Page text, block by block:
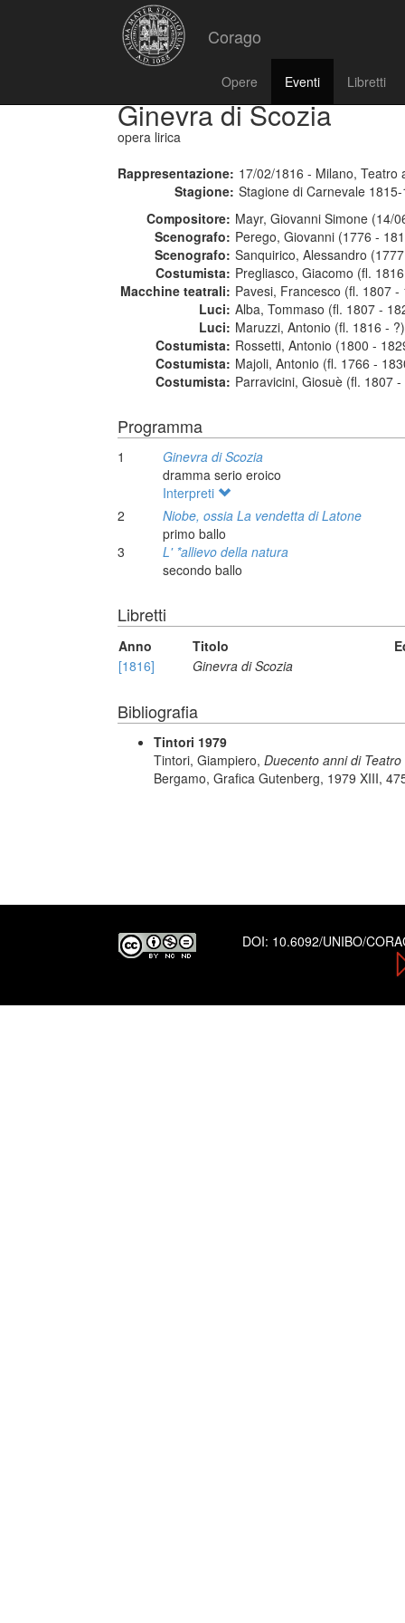
Corago
Opere Eventi Libretti
Ginevra di Scozia
opera lirica
Rappresentazione: 17/02/1816 - Milano, Teatro
Stagione: Stagione di Carnevale
Compositore: Mayr, Giovanni Simone (14/
Scenografo: Perego, Giovanni (1776 -
Scenografo: Sanquirico, Alessandro
Costumista: Pregliasco, Giacomo (fl.
Macchine teatrali: Pavesi, Francesco (fl. 1807 -
Luci: Alba, Tommaso (fl. 1807 -
Luci: Maruzzi, Antonio (fl. 1816 - ?)
Costumista: Rossetti, Antonio (1800 -
Costumista: Majoli, Antonio (fl. 1766 -
Costumista: Parravicini, Giosuè (fl. 1807
Programma
1
Ginevra di Scozia
dramma serio eroico
Interpreti
2
Niobe, ossia La vendetta di Latone
primo ballo
3
L' *allievo della natura
secondo ballo
Libretti
Anno Titolo
[1816]
Ginevra di Scozia
Bibliografia
Tintori 1979
Tintori, Giampiero, Duecento anni di
Bergamo, Grafica Gutenberg, 1979 XIII,
DOI: 10.6092/UNIBO/